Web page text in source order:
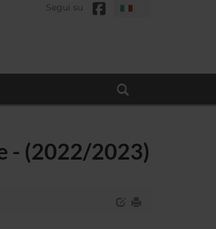
Segui su
- (2022/2023)